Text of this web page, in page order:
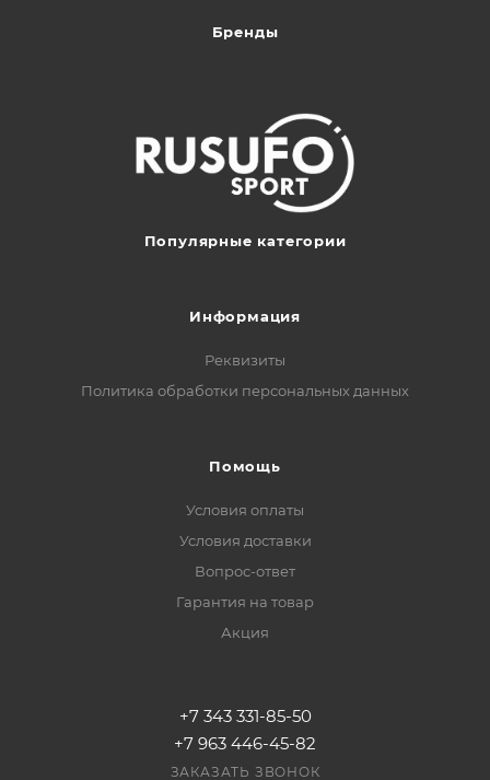
Бренды
Популярные категории
Информация
Реквизиты
Политика обработки персональных данных
Помощь
Условия оплаты
Условия доставки
Вопрос-ответ
Гарантия на товар
Акция
+7 343 331-85-50
+7 963 446-45-82
ЗАКАЗАТЬ ЗВОНОК